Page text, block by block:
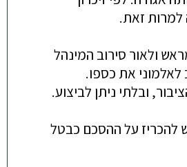
למרות זאת.
ולאור סירוב המינהל
את כספו.
ובלתי ניתן לביצוע.
להכריז על ההסכם כבטל